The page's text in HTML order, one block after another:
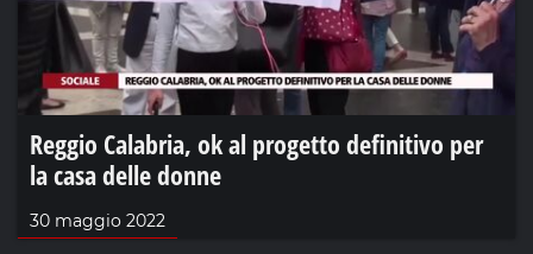
Reggio Calabria, ok al progetto definitivo per
la casa delle donne
30 maggio 2022